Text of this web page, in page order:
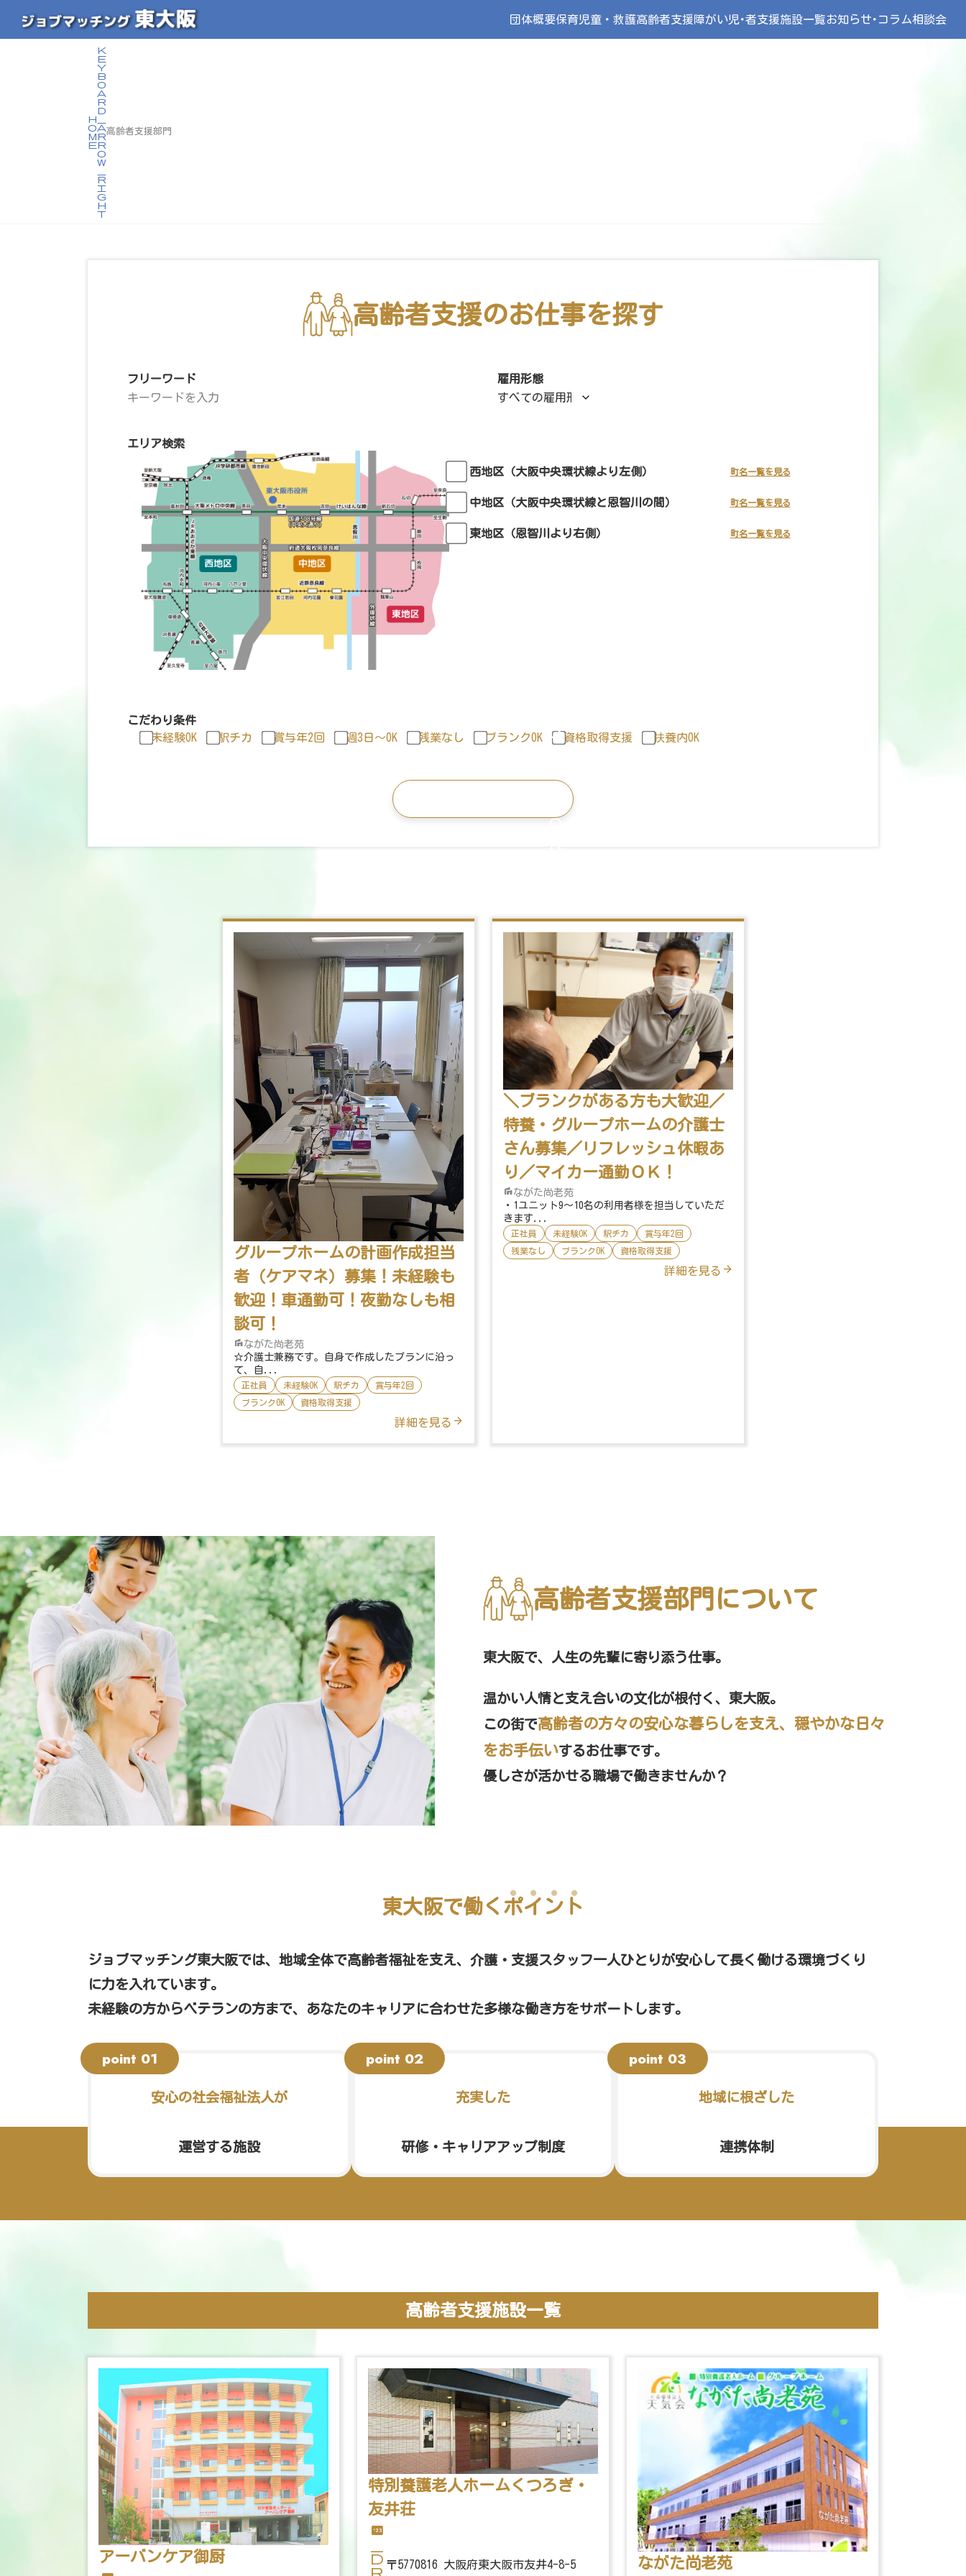
団体概要保育児童・救護高齢者支援障がい児･者支援施設一覧お知らせ･コラム相談会
h
o
m
e
高齢者支援部門
高齢者支援のお仕事を探す
フリーワード 雇用形態
エリア検索
西地区（大阪中央環状線より左側） 町名一覧を見る
中地区（大阪中央環状線と恩智川の間） 町名一覧を見る
東地区（恩智川より右側） 町名一覧を見る
こだわり条件
未経験OK
駅チカ 賞与年2回 週3日〜OK 残業なし ブランクOK 資格取得支援 扶養内OK
グループホームの計画作成担当
者（ケアマネ）募集！未経験も
歓迎！車通勤可！夜勤なしも相
談可！
ながた尚老苑
☆介護士兼務です。自身で作成したプランに沿っ
て、自...
正社員 未経験OK 駅チカ
賞与年2回
ブランクOK
資格取得支援
詳細を見る
＼ブランクがある方も大歓迎／
特養・グループホームの介護士
さん募集／リフレッシュ休暇あ
り／マイカー通勤ＯＫ！
ながた尚老苑
・1ユニット9～10名の利用者様を担当していただ
きます...
正社員 未経験OK 駅チカ
賞与年2回
残業なし
ブランクOK 資格取得支援
詳細を見る
高齢者支援部門について
東大阪で、人生の先輩に寄り添う仕事。
温かい人情と支え合いの文化が根付く、東大阪。
この街で高齢者の方々の安心な暮らしを支え、穏やかな日々
をお手伝いするお仕事です。
優しさが活かせる職場で働きませんか？
東大阪で働く ポイント
●●●●
ジョブマッチング東大阪では、地域全体で高齢者福祉を支え、介護・支援スタッフ一人ひとりが安心して長く働ける環境づくり
に力を入れています。
未経験の方からベテランの方まで、あなたのキャリアに合わせた多様な働き方をサポートします。
安心の社会福祉法人が
運営する施設
充実した
研修・キャリアアップ制度
地域に根ざした
連携体制
高齢者支援施設一覧
アーバンケア御厨
特別養護老人ホームくつろぎ・
友井荘
〒5770816 大阪府東大阪市友井4-8-5 ながた尚老苑